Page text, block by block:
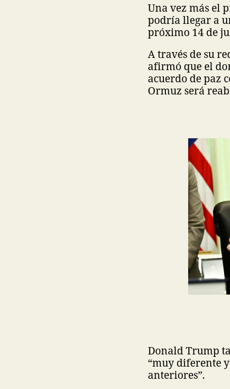
Una vez más el
podría llegar a
próximo 14 de
A través de su
afirmó que el
acuerdo de paz
Ormuz será
Donald Trump
“muy diferente
anteriores”.